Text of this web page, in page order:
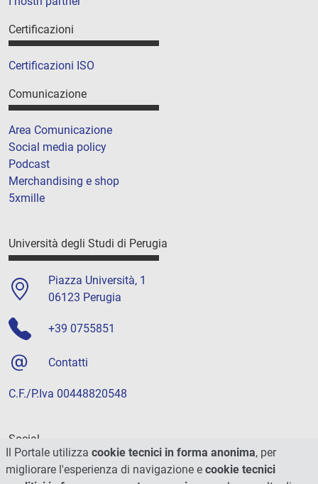
Certificazioni
Certificazioni ISO
Comunicazione
Area Comunicazione
Social media policy
Podcast
Merchandising e shop
5xmille
Università degli Studi di Perugia
Piazza Università, 1
06123 Perugia
+39 0755851
Contatti
C.F./P.Iva 00448820548
Social
Il Portale utilizza cookie tecnici in forma anonima, per
migliorare l'esperienza di navigazione e cookie tecnici